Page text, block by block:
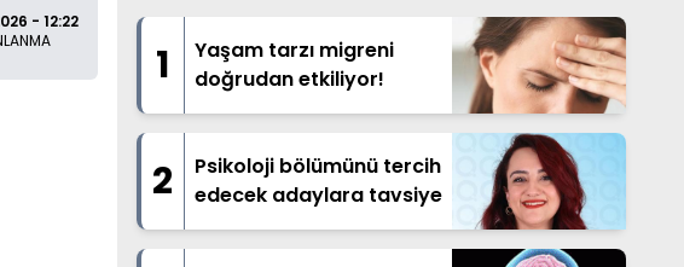
- 12:22
1
Yaşam tarzı migreni
doğrudan etkiliyor!
2
Psikoloji bölümünü tercih
edecek adaylara tavsiye